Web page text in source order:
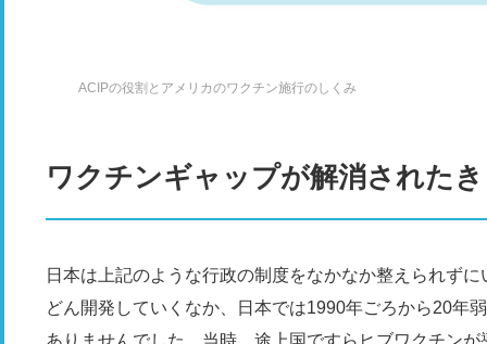
ACIPの役割とアメリカのワクチン施行のしくみ
ワクチンギャップが解消された
日本は上記のような行政の制度をなかなか整えられず
どん開発していくなか、日本では1990年ごろから20年
ありませんでした。当時、途上国ですらヒブワクチン